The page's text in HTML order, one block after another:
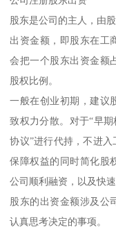
股东是公司的主人，由
出资金额，即股东在工
会把一个股东出资金额
股权比例。
一般在创业初期，建议
致权力分散。对于“早
协议”进行代持，不进
保障权益的同时简化股
公司顺利融资，以及快
股东的出资金额涉及公
认真思考决定的事项。